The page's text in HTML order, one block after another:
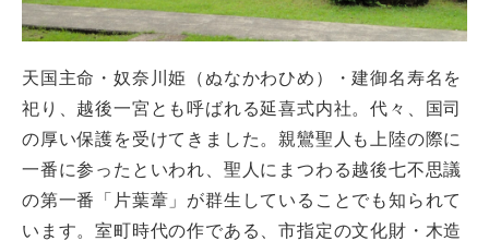
天国主命・奴奈川姫（ぬなかわひめ）・建御名寿名を
祀り、越後一宮とも呼ばれる延喜式内社。代々、国司
の厚い保護を受けてきました。親鸞聖人も上陸の際に
一番に参ったといわれ、聖人にまつわる越後七不思議
の第一番「片葉葦」が群生していることでも知られて
います。室町時代の作である、市指定の文化財・木造